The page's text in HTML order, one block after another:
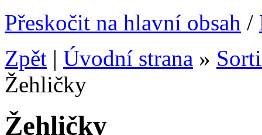
Přeskočit na hlavní obsah /
Zpět | Úvodní strana »
Žehličky
Žehličky